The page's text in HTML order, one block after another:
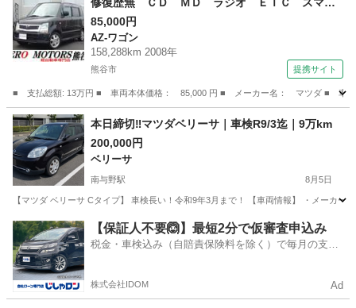
トキー シートヒーター フルフラット ドアバ
イザー アルミホイール ベンチシート ライト
レベライザー （検9.2）
85,000円
AZ-ワゴン
158,288km 2008年
熊谷市 提携サイト
■ 支払総額: 13万円 ■ 車両本体価格： 85,000 円 ■ メーカー名： マツダ ■
埼玉 熊谷市 AZ-ワゴン
本日締切‼️マツダベリーサ｜車検R9/3迄｜9万km
200,000円
ベリーサ
南与野駅 8月5日
【マツダ ベリーサ Cタイプ】 車検長い！令和9年3月まで！ 【車両情報】 ・メーカ
埼玉 さいたま市 南与野駅 ベリーサ
【保証人不要🙆】最短2分で仮審査申込み
税金・車検込み（自賠責保険料を除く）で毎月の支払
株式会社IDOM Ad